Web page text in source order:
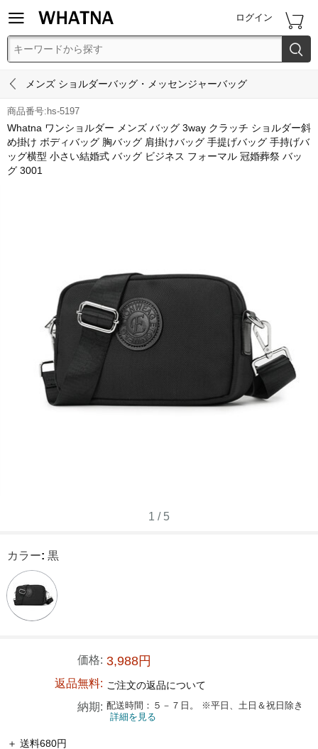
 ログイン 

 メンズ ショルダーバッグ・メッセンジャーバッグ
商品番号:hs-5197
Whatna ワンショルダー メンズ バッグ 3way クラッチ ショルダー斜
め掛け ボディバッグ 胸バッグ 肩掛けバッグ 手提げバッグ 手持げバ
ッグ横型 小さい結婚式 バッグ ビジネス フォーマル 冠婚葬祭 バッ
グ 3001
1 / 5
カラー: 黒
価格: 3,988円
返品無料: ご注文の返品について
納期: 配送時間：５－７日。 ※平日、土日＆祝日除き
詳細を見る
＋ 送料680円